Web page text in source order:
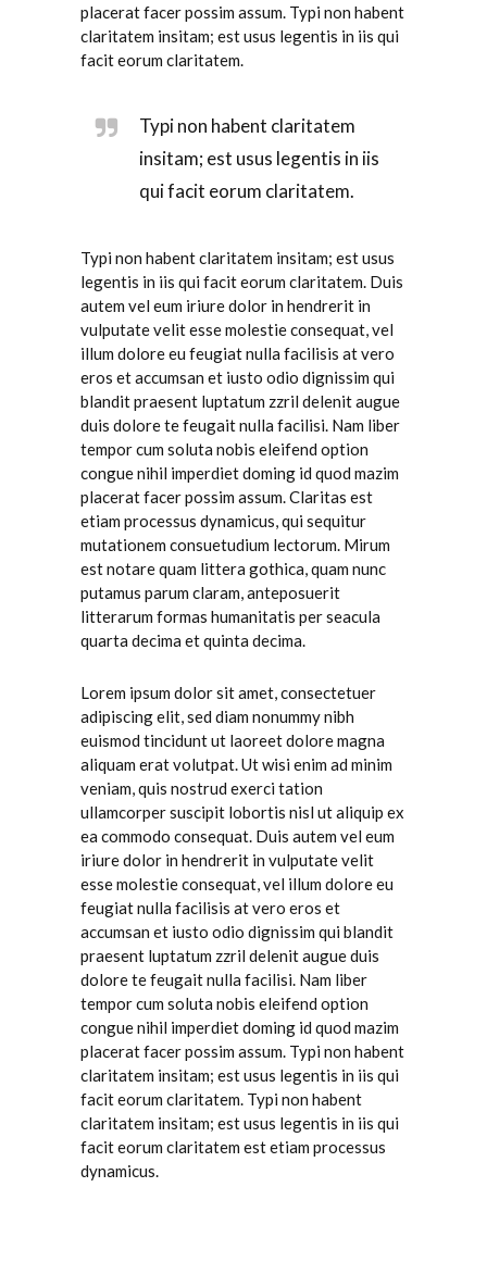
placerat facer possim assum. Typi non habent
claritatem insitam; est usus legentis in iis qui
facit eorum claritatem.
Typi non habent claritatem
insitam; est usus legentis in iis
qui facit eorum claritatem.
Typi non habent claritatem insitam; est usus
legentis in iis qui facit eorum claritatem. Duis
autem vel eum iriure dolor in hendrerit in
vulputate velit esse molestie consequat, vel
illum dolore eu feugiat nulla facilisis at vero
eros et accumsan et iusto odio dignissim qui
blandit praesent luptatum zzril delenit augue
duis dolore te feugait nulla facilisi. Nam liber
tempor cum soluta nobis eleifend option
congue nihil imperdiet doming id quod mazim
placerat facer possim assum. Claritas est
etiam processus dynamicus, qui sequitur
mutationem consuetudium lectorum. Mirum
est notare quam littera gothica, quam nunc
putamus parum claram, anteposuerit
litterarum formas humanitatis per seacula
quarta decima et quinta decima.
Lorem ipsum dolor sit amet, consectetuer
adipiscing elit, sed diam nonummy nibh
euismod tincidunt ut laoreet dolore magna
aliquam erat volutpat. Ut wisi enim ad minim
veniam, quis nostrud exerci tation
ullamcorper suscipit lobortis nisl ut aliquip ex
ea commodo consequat. Duis autem vel eum
iriure dolor in hendrerit in vulputate velit
esse molestie consequat, vel illum dolore eu
feugiat nulla facilisis at vero eros et
accumsan et iusto odio dignissim qui blandit
praesent luptatum zzril delenit augue duis
dolore te feugait nulla facilisi. Nam liber
tempor cum soluta nobis eleifend option
congue nihil imperdiet doming id quod mazim
placerat facer possim assum. Typi non habent
claritatem insitam; est usus legentis in iis qui
facit eorum claritatem. Typi non habent
claritatem insitam; est usus legentis in iis qui
facit eorum claritatem est etiam processus
dynamicus.